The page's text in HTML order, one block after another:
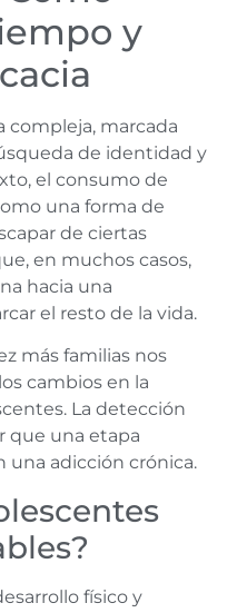
y
compleja, marcada
de identidad y
el consumo de
una forma de
de ciertas
en muchos casos,
hacia una
el resto de la vida.
más familias nos
cambios en la
La detección
que una etapa
una adicción crónica.
físico y